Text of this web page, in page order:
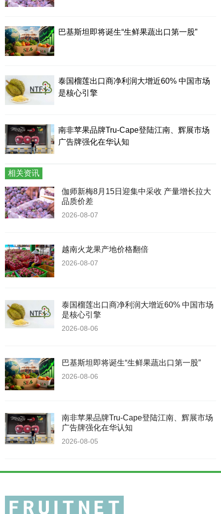
巴基斯坦即将诞生“生鲜果蔬出口第一股”
泰国榴莲出口商净利润大增近60% 中国市场
是核心引擎
南非苹果品牌Tru-Cape登陆江南、辉展市场
广告牌强化在华认知
相关资讯
伽师新梅8月15日迎集中采收 产量增长拉大
品质价差
2026-08-07
越南火龙果产地价格翻倍
2026-08-07
泰国榴莲出口商净利润大增近60% 中国市场
是核心引擎
2026-08-06
巴基斯坦即将诞生“生鲜果蔬出口第一股”
2026-08-06
南非苹果品牌Tru-Cape登陆江南、辉展市场
广告牌强化在华认知
2026-08-05